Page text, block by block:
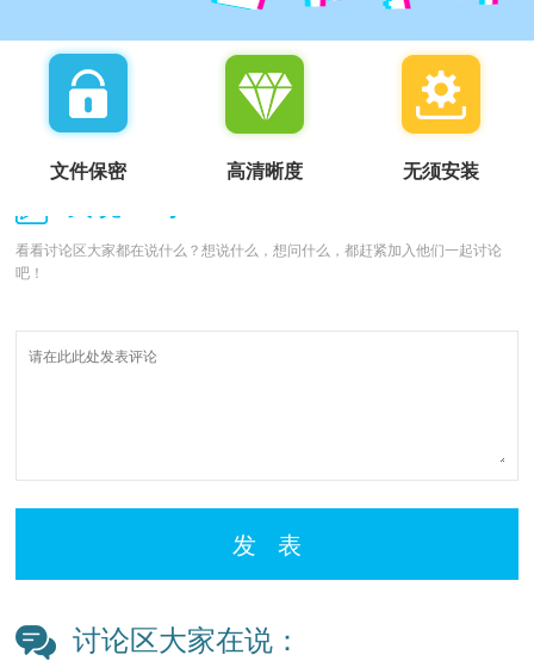
文件保密 高清晰度 无须安装
看看讨论区大家都在说什么？想说什么，想问什么，都赶紧加入他们一起讨论
吧！
发 表
讨论区大家在说：